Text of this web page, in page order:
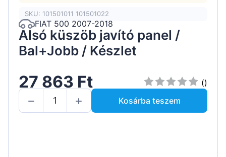
SKU: 101501011 101501022
FIAT 500 2007-2018
Alsó küszöb javító panel /
Bal+Jobb / Készlet
27 863 Ft
()
Kosárba teszem